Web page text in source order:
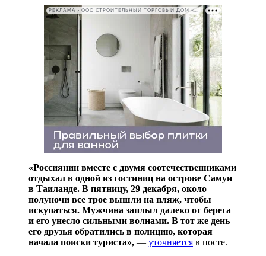
РЕКЛАМА • ООО СТРОИТЕЛЬНЫЙ ТОРГОВЫЙ ДОМ «ПЕТРОВИЧ». ИНН: 7802348846
«Россиянин вместе с двумя соотечественниками
отдыхал в одной из гостиниц на острове Самуи
в Таиланде. В пятницу, 29 декабря, около
полуночи все трое вышли на пляж, чтобы
искупаться. Мужчина заплыл далеко от берега
и его унесло сильными волнами. В тот же день
его друзья обратились в полицию, которая
начала поиски туриста», — уточняется в посте.